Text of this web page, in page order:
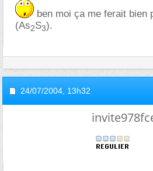
ben moi ça me ferait bien
(As2S3).
24/07/2004, 13h32